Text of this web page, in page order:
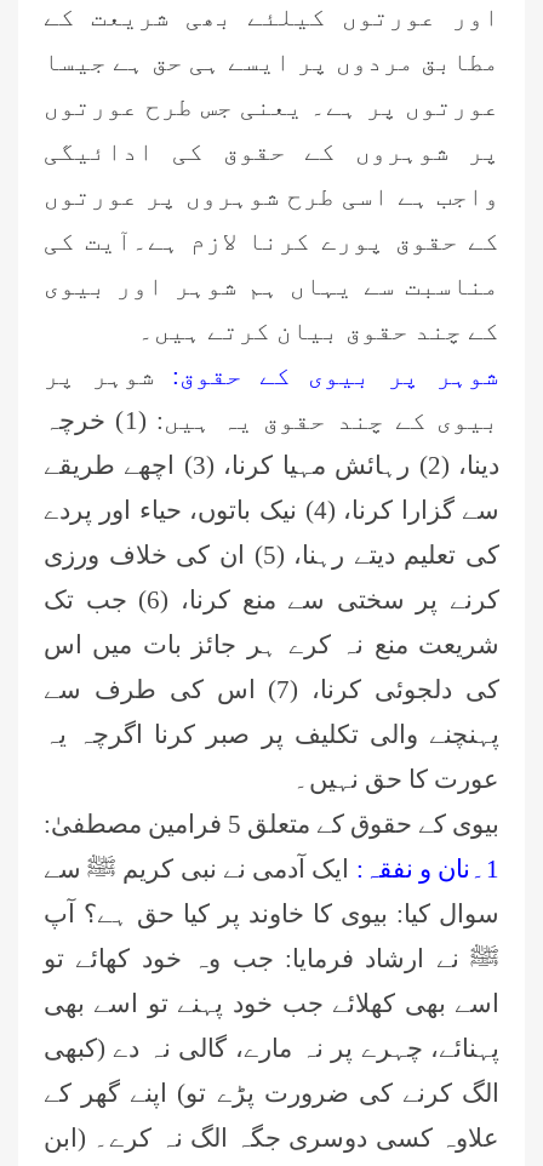
اور عورتوں کیلئے بھی شریعت کے
مطابق مردوں پر ایسے ہی حق ہے جیسا
عورتوں پر ہے۔ یعنی جس طرح عورتوں
پر شوہروں کے حقوق کی ادائیگی
واجب ہے اسی طرح شوہروں پر عورتوں
کے حقوق پورے کرنا لازم ہے۔آیت کی
مناسبت سے یہاں ہم شوہر اور بیوی
کے چند حقوق بیان کرتے ہیں۔
شوہر پر بیوی کے حقوق: شوہر پر
بیوی کے چند حقوق یہ ہیں: (1) خرچہ
دینا، (2) رہائش مہیا کرنا، (3) اچھے طریقے
سے گزارا کرنا، (4) نیک باتوں، حیاء اور پردے
کی تعلیم دیتے رہنا، (5) ان کی خلاف ورزی
کرنے پر سختی سے منع کرنا، (6) جب تک
شریعت منع نہ کرے ہر جائز بات میں اس
کی دلجوئی کرنا، (7) اس کی طرف سے
پہنچنے والی تکلیف پر صبر کرنا اگرچہ یہ
عورت کا حق نہیں۔
بیوی کے حقوق کے متعلق 5 فرامین مصطفیٰ:
1۔نان و نفقہ:
ایک آدمی نے نبی کریم ﷺ سے
سوال کیا: بیوی کا خاوند پر کیا حق ہے؟ آپ
ﷺ نے ارشاد فرمایا: جب وہ خود کھائے تو
اسے بھی کھلائے جب خود پہنے تو اسے بھی
پہنائے، چہرے پر نہ مارے، گالی نہ دے (کبھی
الگ کرنے کی ضرورت پڑے تو) اپنے گھر کے
علاوہ کسی دوسری جگہ الگ نہ کرے۔ (ابن